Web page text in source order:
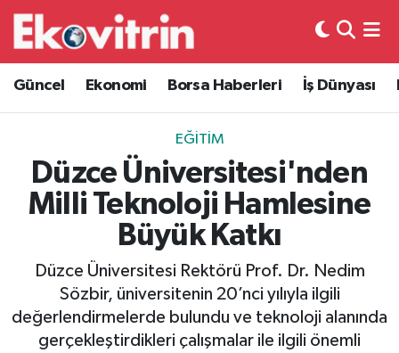
Güncel Ekonomi Borsa Haberleri İş Dünyası
EĞITIM
Düzce Üniversitesi'nden
Milli Teknoloji Hamlesine
Büyük Katkı
Düzce Üniversitesi Rektörü Prof. Dr. Nedim
Sözbir, üniversitenin 20’nci yılıyla ilgili
değerlendirmelerde bulundu ve teknoloji alanında
gerçekleştirdikleri çalışmalar ile ilgili önemli
Güncel
Ekonomi
Borsa Haberleri
İş Dünyası
Otovitrin
Asayiş
Hava Durumu
Trafik Durumu
Süper Lig Puan Durumu ve Fikstür
Tüm Manşetler
Son Dakika Haberleri
Haber Arşivi